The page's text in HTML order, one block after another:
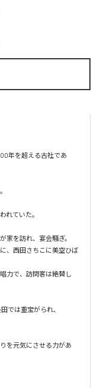
年を超える古社であ
れていた。
家を訪れ、宴会騒ぎ。
、西田さちこに美空ひば
力で、訪問客は絶賛し
では重宝がられ、
を元気にさせる力があ